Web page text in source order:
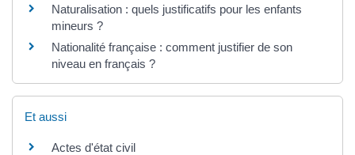
Naturalisation : quels justificatifs pour les enfants
mineurs ?
Nationalité française : comment justifier de son
niveau en français ?
Et aussi
Actes d'état civil